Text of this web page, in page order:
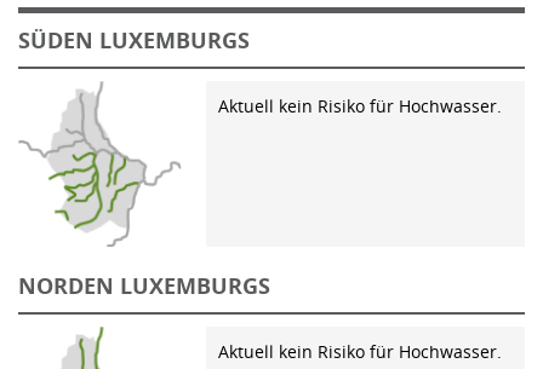
SÜDEN LUXEMBURGS
Aktuell kein Risiko für Hochwasser.
NORDEN LUXEMBURGS
Aktuell kein Risiko für Hochwasser.